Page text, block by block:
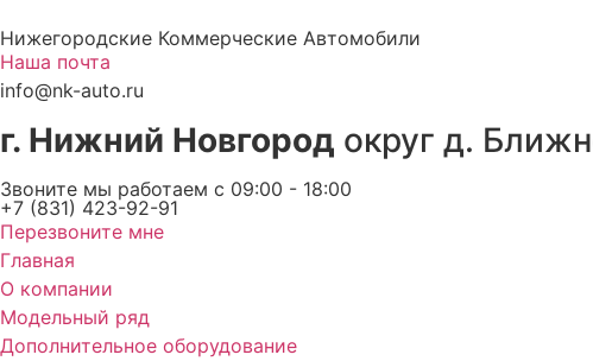
к
содержимому
Нижегородские Коммерческие Автомобили
Наша почта
info@nk-auto.ru
г. Нижний Новгород округ д.
Звоните мы работаем c 09:00 - 18:00
+7 (831) 423-92-91
Перезвоните мне
Главная
О компании
Модельный ряд
Дополнительное оборудование